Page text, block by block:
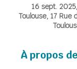
16 sept.
Toulouse, 17
À propos